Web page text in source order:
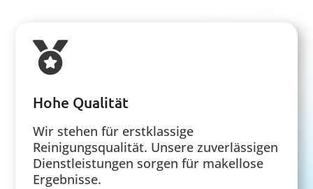

Hohe Qualität
Wir stehen für erstklassige
Reinigungsqualität. Unsere zuverlässigen
Dienstleistungen sorgen für makellose
Ergebnisse.